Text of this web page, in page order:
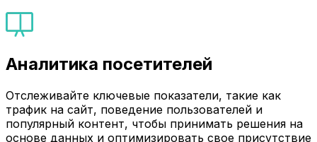
Аналитика посетителей
Отслеживайте ключевые показатели, такие как
трафик на сайт, поведение пользователей и
популярный контент, чтобы принимать решения на
основе данных и оптимизировать свое присутствие